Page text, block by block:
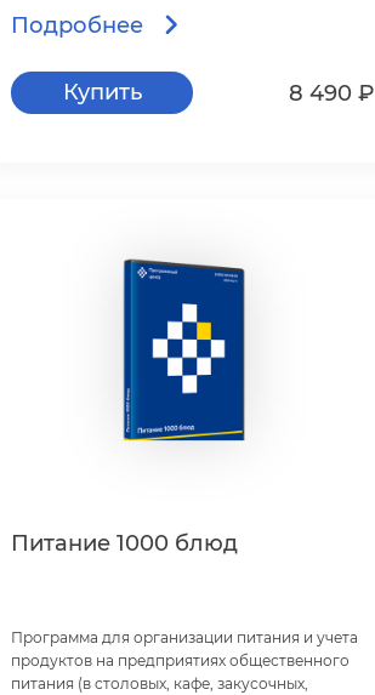
Подробнее
Купить 8 490 ₽
Питание 1000 блюд
Программа для организации питания и учета
продуктов на предприятиях общественного
питания (в столовых, кафе, закусочных,